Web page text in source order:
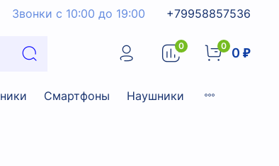
Звонки с 10:00 до 19:00 +79958857536
0 0 0 ₽
Смартфоны Наушники